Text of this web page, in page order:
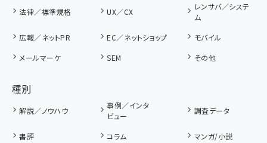
法律／標準規格 UX／CX
レンサバ／システ
ム
広報／ネットPR
EC／ネットショップ
モバイル
メールマーケ
SEM その他
種別
解説／ノウハウ
事例／インタ
ビュー
調査データ
書評 コラム
マンガ/小説